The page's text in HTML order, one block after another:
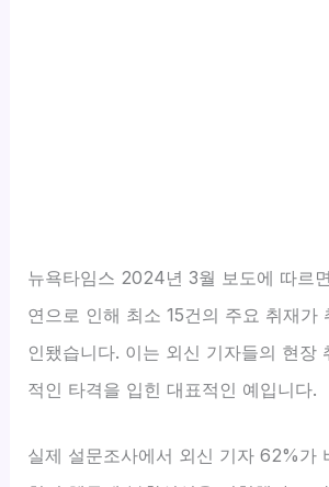
뉴욕타임스 2024년 3월 보도에 따르
연으로 인해 최소 15건의 주요 취재가
인됐습니다. 이는 외신 기자들의 현장
적인 타격을 입힌 대표적인 예입니다.
실제 설문조사에서 외신 기자 62%가